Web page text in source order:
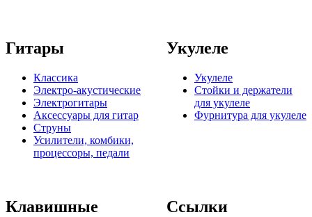
Гитары
Классика
Электро-акустические
Электрогитары
Аксессуары для гитар
Струны
Усилители, комбики,
процессоры, педали
Укулеле
Укулеле
Стойки и держатели
для укулеле
Фурнитура для укулеле
Клавишные Ссылки